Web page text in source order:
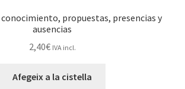
propuestas, presencias y
ausencias
2,40€ IVA incl.
Afegeix a la cistella